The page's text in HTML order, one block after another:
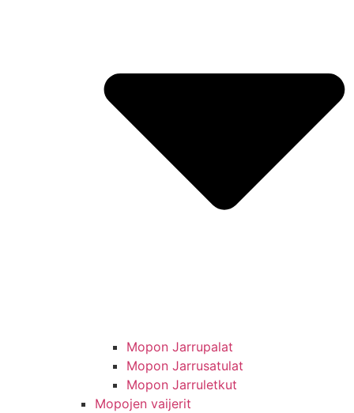
Mopon Jarrupalat
Mopon Jarrusatulat
Mopon Jarruletkut
Mopojen vaijerit